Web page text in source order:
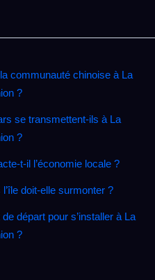
communauté chinoise à La
?
se transmettent‑ils à La
?
l’économie locale ?
doit‑elle surmonter ?
départ pour s’installer à La
?